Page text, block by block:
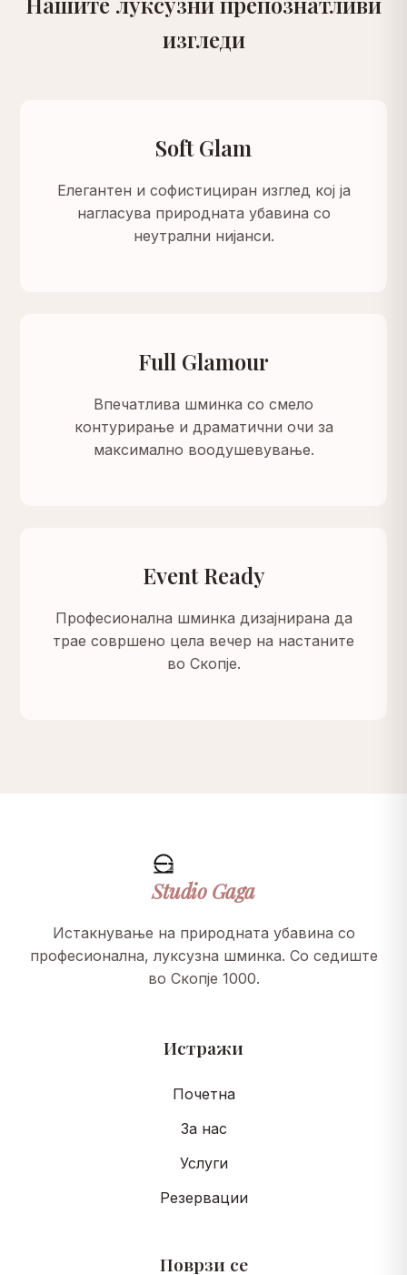
изгледи
Soft Glam
Елегантен и софистициран изглед кој ја
нагласува природната убавина со
неутрални нијанси.
Full Glamour
Впечатлива шминка со смело
контурирање и драматични очи за
максимално воодушевување.
Event Ready
Професионална шминка дизајнирана да
трае совршено цела вечер на настаните
во Скопје.
Studio Gaga
Истакнување на природната убавина со
професионална, луксузна шминка. Со седиште
во Скопје 1000.
Истражи
Почетна
За нас
Услуги
Резервации
Поврзи се